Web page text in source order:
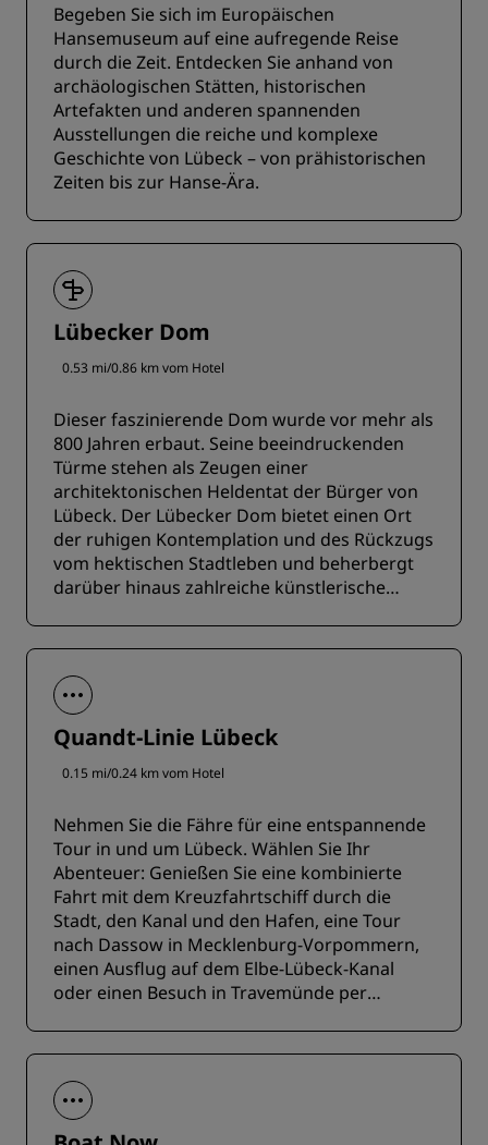
Begeben Sie sich im Europäischen
Hansemuseum auf eine aufregende Reise
durch die Zeit. Entdecken Sie anhand von
archäologischen Stätten, historischen
Artefakten und anderen spannenden
Ausstellungen die reiche und komplexe
Geschichte von Lübeck – von prähistorischen
Zeiten bis zur Hanse-Ära.
Lübecker Dom
0.53 mi/0.86 km vom Hotel
Dieser faszinierende Dom wurde vor mehr als
800 Jahren erbaut. Seine beeindruckenden
Türme stehen als Zeugen einer
architektonischen Heldentat der Bürger von
Lübeck. Der Lübecker Dom bietet einen Ort
der ruhigen Kontemplation und des Rückzugs
vom hektischen Stadtleben und beherbergt
darüber hinaus zahlreiche künstlerische
Quandt-Linie Lübeck
0.15 mi/0.24 km vom Hotel
Nehmen Sie die Fähre für eine entspannende
Tour in und um Lübeck. Wählen Sie Ihr
Abenteuer: Genießen Sie eine kombinierte
Fahrt mit dem Kreuzfahrtschiff durch die
Stadt, den Kanal und den Hafen, eine Tour
nach Dassow in Mecklenburg-Vorpommern,
einen Ausflug auf dem Elbe-Lübeck-Kanal
oder einen Besuch in Travemünde per